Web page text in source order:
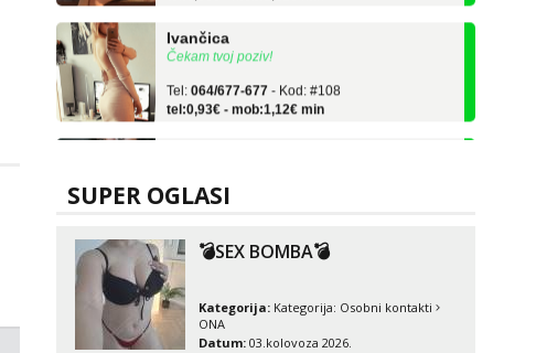
Čekam tvoj poziv!
tel:0,93€ - mob:1,12€ min
Tel: 064/677-677
tel:0,93€ - mob:1,12€ min
Anđela
Čekam tvoj poziv!
Tel: 064/677-677
- Kod: #142
tel:0,93€ - mob:1,12€ min
SUPER OGLASI
💣SEX BOMBA💣
Kategorija: Kategorija: Osobni kontakti
ONA
Datum: 03.kolovoza 2026.